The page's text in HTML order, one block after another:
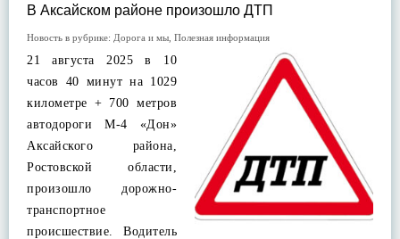
В Аксайском районе произошло ДТП
Новость в рубрике: Дорога и мы Полезная информация
21 августа 2025 в 10
часов 40 минут на 1029
километре + 700 метров
автодороги М-4 «Дон»
Аксайского района,
Ростовской области,
произошло дорожно-
транспортное
происшествие. Водитель